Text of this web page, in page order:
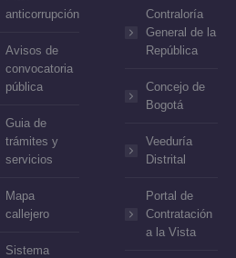
anticorrupción
Avisos de
convocatoria
pública
Guia de
trámites y
servicios
Mapa
callejero
Sistema
Contraloría
General de la
República
Concejo de
Bogotá
Veeduría
Distrital
Portal de
Contratación
a la Vista